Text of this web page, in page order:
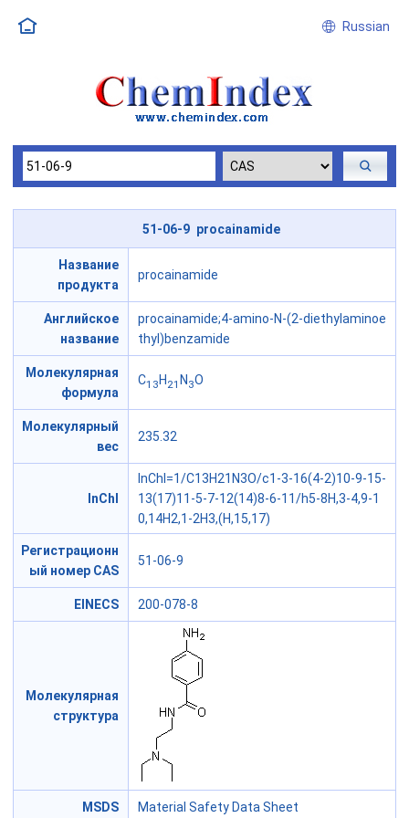
Russian
51-06-9 procainamide
Название
продукта
procainamide
Английское
название
procainamide;4-amino-N-(2-diethylaminoe
thyl)benzamide
Молекулярная
формула
C13 H 21 N 3O
Молекулярный
вес
235.32
InChI
InChI=1/C13H21N3O/c1-3-16(4-2)10-9-15-
13(17)11-5-7-12(14)8-6-11/h5-8H,3-4,9-1
0,14H2,1-2H3,(H,15,17)
Регистрационн
ый номер CAS
51-06-9
EINECS 200-078-8
Молекулярная
структура
MSDS Material Safety Data Sheet